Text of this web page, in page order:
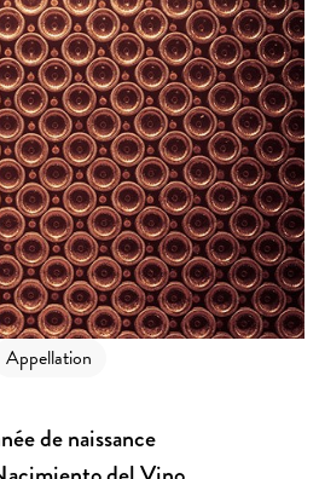
Appellation
de naissance